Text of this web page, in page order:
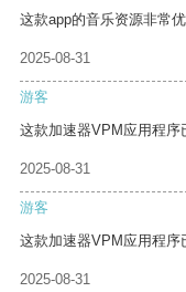
这款app的音乐资源非常
2025-08-31
游客
这款加速器VPM应用程序
2025-08-31
游客
这款加速器VPM应用程序
2025-08-31